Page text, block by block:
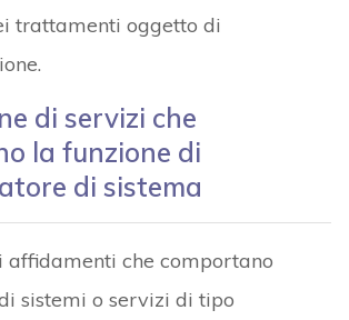
trattamenti oggetto di
di servizi che
la funzione di
di sistema
affidamenti che comportano
sistemi o servizi di tipo